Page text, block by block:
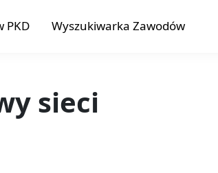
PKD Wyszukiwarka Zawodów
sieci